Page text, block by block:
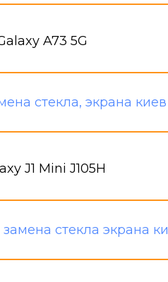
A73 5G
J1 Mini J105H